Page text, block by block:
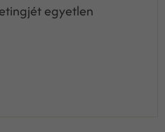
egyetlen